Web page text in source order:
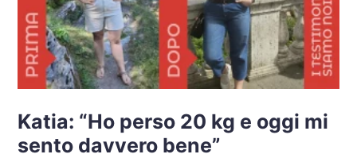
Katia: “Ho perso 20 kg e oggi mi
sento davvero bene”